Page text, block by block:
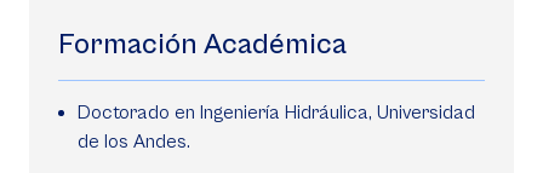
Formación Académica
Doctorado en Ingeniería Hidráulica, Universidad
de los Andes.